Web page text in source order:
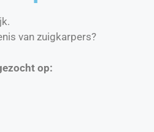
van zuigkarpers?
op: